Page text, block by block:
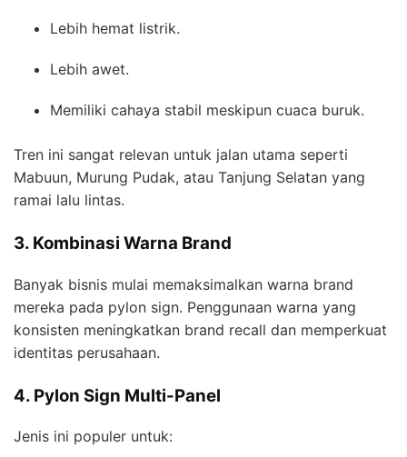
Lebih hemat listrik.
Lebih awet.
Memiliki cahaya stabil meskipun cuaca buruk.
Tren ini sangat relevan untuk jalan utama seperti
Mabuun, Murung Pudak, atau Tanjung Selatan yang
ramai lalu lintas.
3. Kombinasi Warna Brand
Banyak bisnis mulai memaksimalkan warna brand
mereka pada pylon sign. Penggunaan warna yang
konsisten meningkatkan brand recall dan memperkuat
identitas perusahaan.
4. Pylon Sign Multi-Panel
Jenis ini populer untuk: